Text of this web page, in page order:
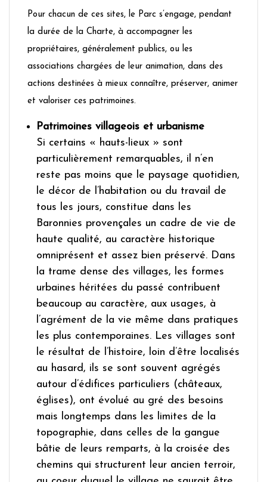
Pour chacun de ces sites, le Parc s’engage, pendant
la durée de la Charte, à accompagner les
propriétaires, généralement publics, ou les
associations chargées de leur animation, dans des
actions destinées à mieux connaître, préserver, animer
et valoriser ces patrimoines.
Patrimoines villageois et urbanisme
Si certains « hauts-lieux » sont
particulièrement remarquables, il n’en
reste pas moins que le paysage quotidien,
le décor de l’habitation ou du travail de
tous les jours, constitue dans les
Baronnies provençales un cadre de vie de
haute qualité, au caractère historique
omniprésent et assez bien préservé. Dans
la trame dense des villages, les formes
urbaines héritées du passé contribuent
beaucoup au caractère, aux usages, à
l’agrément de la vie même dans pratiques
les plus contemporaines. Les villages sont
le résultat de l’histoire, loin d’être localisés
au hasard, ils se sont souvent agrégés
autour d’édifices particuliers (châteaux,
églises), ont évolué au gré des besoins
mais longtemps dans les limites de la
topographie, dans celles de la gangue
bâtie de leurs remparts, à la croisée des
chemins qui structurent leur ancien terroir,